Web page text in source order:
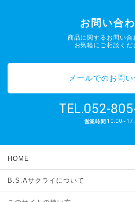
お問い合
商品に関するお問い合
お気軽にご相談くだ
メールでのお問
TEL.052-
営業時間
HOME
B.S.Aサクライについて